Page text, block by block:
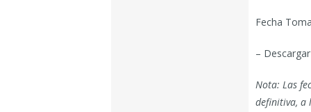
Fecha
–
Nota: Las
definitiva, a